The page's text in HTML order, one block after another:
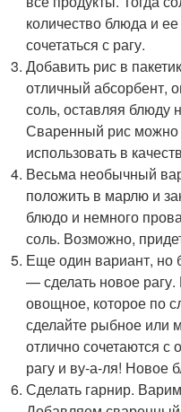
количество блюда и
сочетаться с рагу.
Добавить рис в
отличный абсорбент,
соль, оставляя блюду
Сваренный рис
использовать в
Весьма необычный
положить в марлю и
блюдо и немного
соль. Возможно,
Еще один вариант, но
— сделать новое
овощное, которое по
сделайте рыбное или
отлично сочетаются
рагу и ву-а-ля! Новое
Сделать гарнир.